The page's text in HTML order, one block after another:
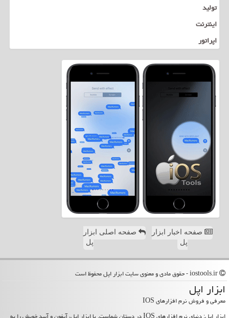
تولید
اینترنت
اپراتور
صفحه اخبار ابزار
پل
صفحه اصلی ابزار
پل
ابزار اپل
معرفی و فروش نرم افزارهای IOS